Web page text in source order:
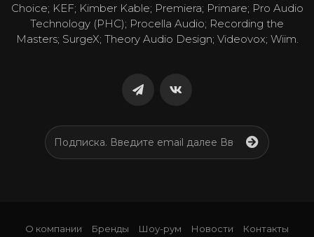
Choice; KEF; Kimber Kable; Premiera; Primare; Pro Audio
Technology (PHC); Procella Audio; Recording the
Masters; SurgeX; Theory Audio Design; Videovox; Wiim.
О компании Бренды Шоу-рум Новости Контакты